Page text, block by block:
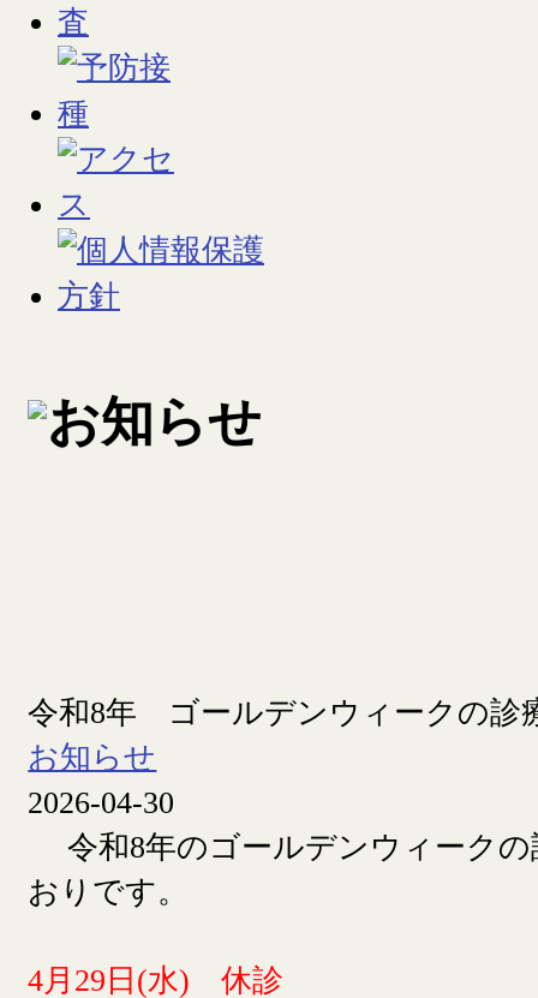
令和8年 ゴールデンウィークの診
お知らせ
2026-04-30
令和8年のゴールデンウィークの
おりです。
4月29日(水) 休診